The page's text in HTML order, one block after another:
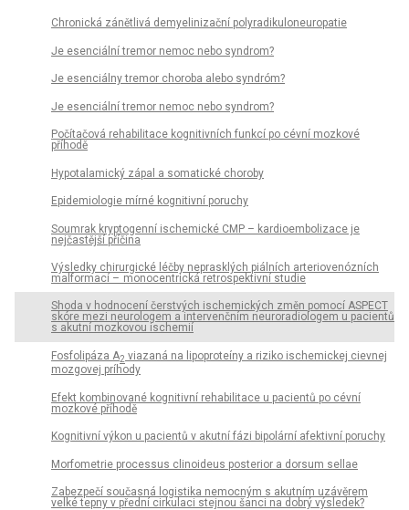
Chronická zánětlivá demyelinizační polyradikuloneuropatie
Je esenciální tremor nemoc nebo syndrom?
Je esenciálny tremor choroba alebo syndróm?
Je esenciální tremor nemoc nebo syndrom?
Počítačová rehabilitace kognitivních funkcí po cévní mozkové
příhodě
Hypotalamický zápal a somatické choroby
Epidemiologie mírné kognitivní poruchy
Soumrak kryptogenní ischemické CMP – kardioembolizace je
nejčastější příčina
Výsledky chirurgické léčby neprasklých piálních arteriovenózních
malformací – monocentrická retrospektivní studie
Shoda v hodnocení čerstvých ischemických změn pomocí ASPECT
skóre mezi neurologem a intervenčním neuroradiologem u pa­cientů
s akutní mozkovou ischemií
Fosfolipáza A2 viazaná na lipoproteíny a riziko ischemickej cievnej
mozgovej príhody
Efekt kombinované kognitivní rehabilitace u pa­cientů po cévní
mozkové příhodě
Kognitivní výkon u pacientů v akutní fázi bipolární afektivní poruchy
Morfometrie proces­sus clinoideus posterior a dorsum sel­lae
Zabezpečí současná logistika nemocným s akutním uzávěrem
velké tepny v přední cirkulaci stejnou šanci na dobrý výsledek?